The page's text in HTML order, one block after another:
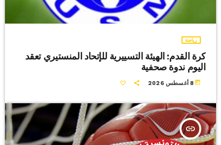
رياضة
كرة القدم: الهيئة التسييرية للإتحاد المنستيري تعقد
اليوم ندوة صحفية
today 8 أغسطس 2026
insert_link